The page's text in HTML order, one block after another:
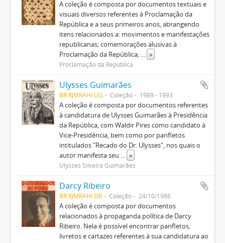
A coleção é composta por documentos textuais e
visuais diversos referentes à Proclamação da
República e a seus primeiros anos, abrangendo
itens relacionados a: movimentos e manifestações
republicanas; comemorações alusivas à
Proclamação da República; ... »
Proclamação da República
Ulysses Guimarães
BR RJMRAHI UG Coleção 1989 - 1993
A coleção é composta por documentos referentes
à candidatura de Ulysses Guimarães à Presidência
da República, com Waldir Pires como candidato à
Vice-Presidência, bem como por panfletos
intitulados "Recado do Dr. Ulysses", nos quais o
autor manifesta seu ... »
Ulysses Silveira Guimarães
Darcy Ribeiro
BR RJMRAHI DR Coleção 24/10/1986
A coleção é composta por documentos
relacionados à propaganda política de Darcy
Ribeiro. Nela é possível encontrar panfletos,
livretos e cartazes referentes à sua candidatura ao